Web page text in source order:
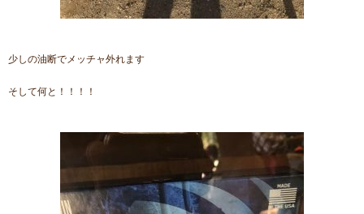
少しの油断でメッチャ外れます
そして何と！！！！